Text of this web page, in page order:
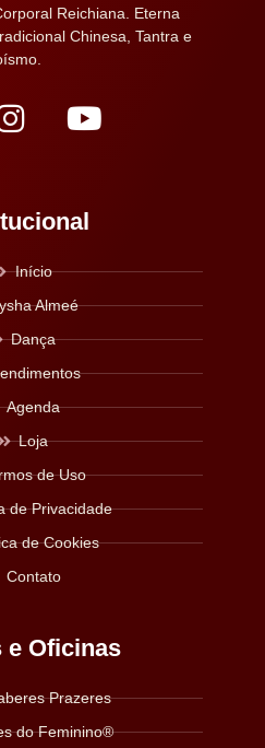
Reichiana. Eterna
Chinesa, Tantra e
Início
Almeé
Dança
Agenda
Loja
de Uso
de Privacidade
de Cookies
Contato
e Oficinas
Prazeres
do Feminino®